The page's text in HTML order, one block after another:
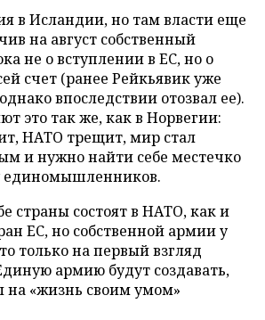
в Исландии, но там власти еще
на август собственный
не о вступлении в ЕС, но о
счет (ранее Рейкьявик уже
впоследствии отозвал ее).
это так же, как в Норвегии:
НАТО трещит, мир стал
и нужно найти себе местечко
единомышленников.
страны состоят в НАТО, как и
ЕС, но собственной армии у
только на первый взгляд
армию будут создавать,
на «жизнь своим умом»